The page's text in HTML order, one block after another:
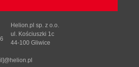
Helion.pl sp. z o.o.
ul. Kościuszki 1c
44-100 Gliwice